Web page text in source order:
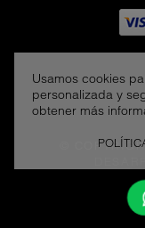
Usamos cookies
personalizada y
obtener más
Negro
©